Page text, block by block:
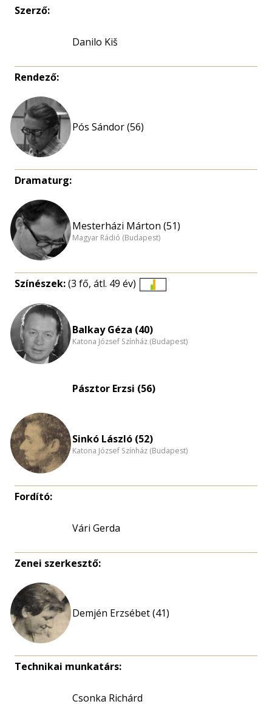
Szerző:
Danilo Kiš
Rendező:
Pós Sándor (56)
Dramaturg:
Mesterházi Márton (51)
Magyar Rádió (Budapest)
Színészek:(3 fő, átl. 49 év)
nagyítása
Balkay Géza (40)
Katona József Színház (Budapest)
Pásztor Erzsi (56)
Sinkó László (52)
Katona József Színház (Budapest)
Fordító:
Vári Gerda
Zenei szerkesztő:
Demjén Erzsébet (41)
Technikai munkatárs:
Csonka Richárd